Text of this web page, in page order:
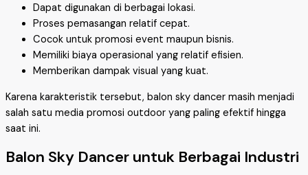
Dapat digunakan di berbagai lokasi.
Proses pemasangan relatif cepat.
Cocok untuk promosi event maupun bisnis.
Memiliki biaya operasional yang relatif efisien.
Memberikan dampak visual yang kuat.
Karena karakteristik tersebut, balon sky dancer masih menjadi
salah satu media promosi outdoor yang paling efektif hingga
saat ini.
Balon Sky Dancer untuk Berbagai Industri